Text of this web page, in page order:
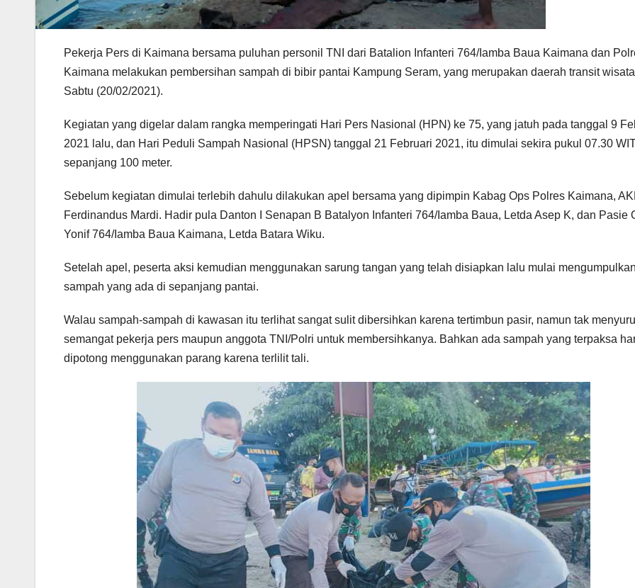
Pekerja Pers di Kaimana bersama puluhan personil TNI dari Batalion Infanteri 764/Iamba Baua Kaimana dan
Kaimana melakukan pembersihan sampah di bibir pantai Kampung Seram, yang merupakan daerah transit
Sabtu (20/02/2021).
Kegiatan yang digelar dalam rangka memperingati Hari Pers Nasional (HPN) ke 75, yang jatuh pada tanggal 9
2021 lalu, dan Hari Peduli Sampah Nasional (HPSN) tanggal 21 Februari 2021, itu dimulai sekira pukul 07.30
sepanjang 100 meter.
Sebelum kegiatan dimulai terlebih dahulu dilakukan apel bersama yang dipimpin Kabag Ops Polres Kaimana,
Ferdinandus Mardi. Hadir pula Danton I Senapan B Batalyon Infanteri 764/Iamba Baua, Letda Asep K, dan Pasie
Yonif 764/Iamba Baua Kaimana, Letda Batara Wiku.
Setelah apel, peserta aksi kemudian menggunakan sarung tangan yang telah disiapkan lalu mulai
sampah yang ada di sepanjang pantai.
Walau sampah-sampah di kawasan itu terlihat sangat sulit dibersihkan karena tertimbun pasir, namun tak
semangat pekerja pers maupun anggota TNI/Polri untuk membersihkanya. Bahkan ada sampah yang terpaksa
dipotong menggunakan parang karena terlilit tali.